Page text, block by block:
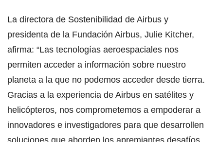
La directora de Sostenibilidad de Airbus y
presidenta de la Fundación Airbus, Julie Kitcher,
afirma: “Las tecnologías aeroespaciales nos
permiten acceder a información sobre nuestro
planeta a la que no podemos acceder desde tierra.
Gracias a la experiencia de Airbus en satélites y
helicópteros, nos comprometemos a empoderar a
innovadores e investigadores para que desarrollen